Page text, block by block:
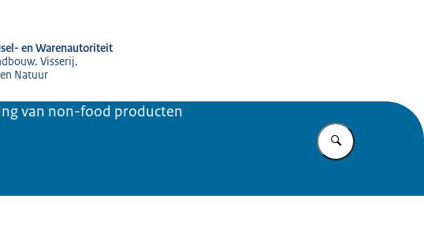
en Warenautoriteit
Visserij,
Natuur
van non-food producten
Vul in wat u